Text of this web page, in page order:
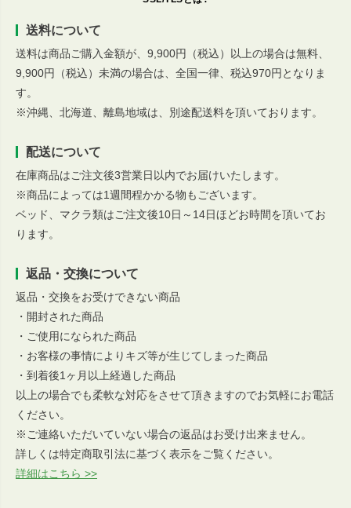
送料について
送料は商品ご購入金額が、9,900円（税込）以上の場合は無料、
9,900円（税込）未満の場合は、全国一律、税込970円となりま
す。
※沖縄、北海道、離島地域は、別途配送料を頂いております。
配送について
在庫商品はご注文後3営業日以内でお届けいたします。
※商品によっては1週間程かかる物もございます。
ベッド、マクラ類はご注文後10日～14日ほどお時間を頂いてお
ります。
返品・交換について
返品・交換をお受けできない商品
・開封された商品
・ご使用になられた商品
・お客様の事情によりキズ等が生じてしまった商品
・到着後1ヶ月以上経過した商品
以上の場合でも柔軟な対応をさせて頂きますのでお気軽にお電話
ください。
※ご連絡いただいていない場合の返品はお受け出来ません。
詳しくは特定商取引法に基づく表示をご覧ください。
詳細はこちら >>